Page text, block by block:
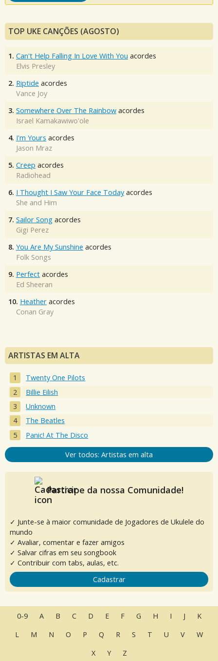
TOP UKE CANÇÕES (AGOSTO)
1. Can't Help Falling In Love With You acordes
Elvis Presley
2. Riptide acordes
Vance Joy
3. Somewhere Over The Rainbow acordes
Israel Kamakawiwo'ole
4. I'm Yours acordes
Jason Mraz
5. Creep acordes
Radiohead
6. I Thought I Saw Your Face Today acordes
She and Him
7. Sailor Song acordes
Gigi Perez
8. You Are My Sunshine acordes
Folk Songs
9. Perfect acordes
Ed Sheeran
10. Heather acordes
Conan Gray
ARTISTAS EM ALTA
Twenty One Pilots
Billie Eilish
Unknown
The Beatles
Panic! At The Disco
Ver todos: Artistas em alta
Participe da nossa Comunidade!
✓ Junte-se à maior comunidade de Jogadores de Ukulele do
mundo
✓ Avaliar, comentar e fazer amigos
✓ Salvar cifras em seu songbook
✓ Contribuir com tabs, aulas, etc.
Cadastrar
0-9 A B C D E F G H I J
K
L
M N O P Q R S T U V
W
X
Y Z